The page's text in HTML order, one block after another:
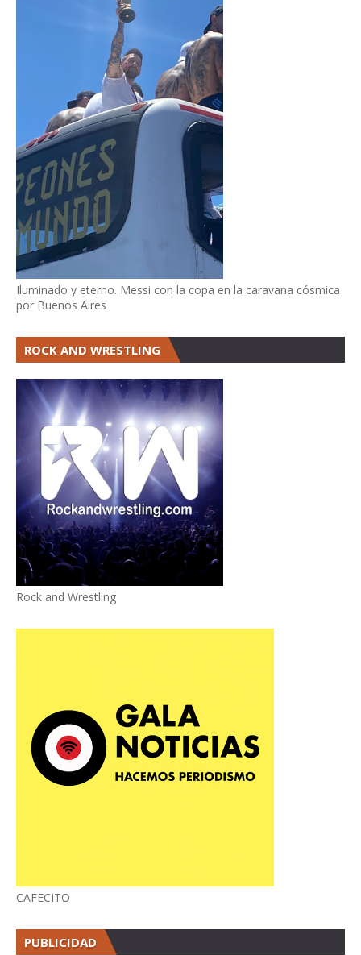
Iluminado y eterno. Messi con la copa en la caravana cósmica
por Buenos Aires
ROCK AND WRESTLING
Rock and Wrestling
CAFECITO
PUBLICIDAD